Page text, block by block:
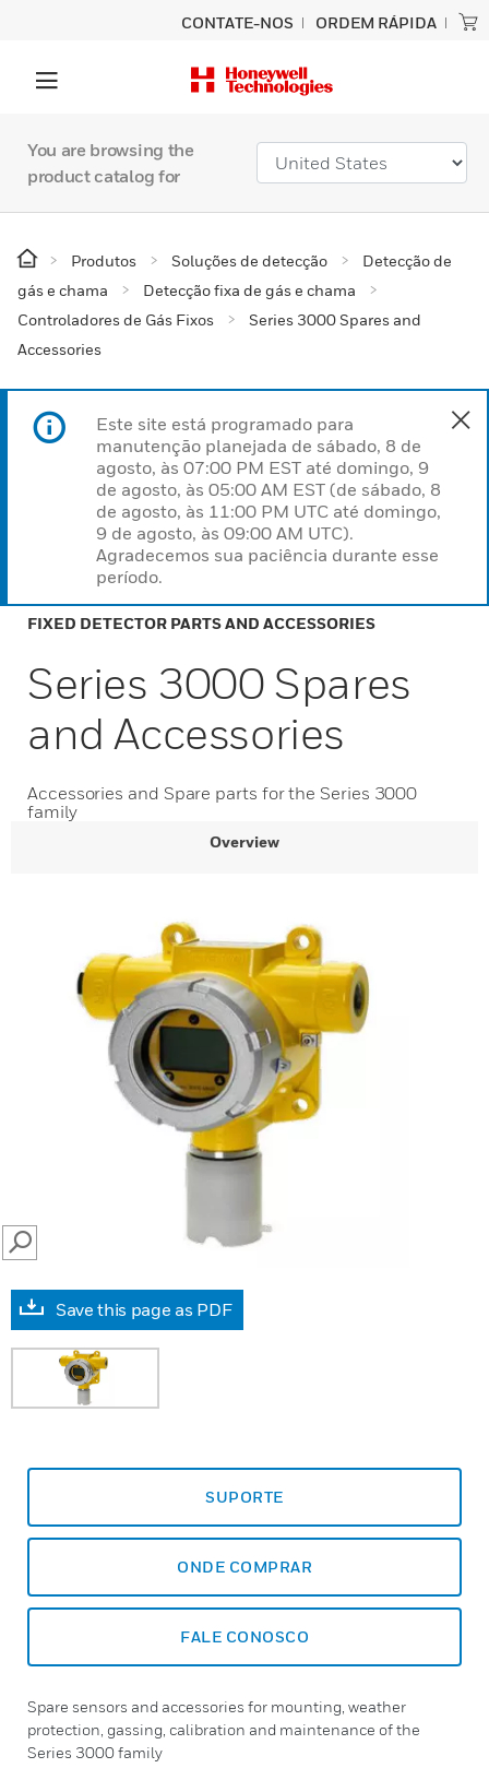
CONTATE-NOS ORDEM RÁPIDA
You are browsing the
product catalog for
Produtos Soluções de detecção
Detecção de
gás e chama
Detecção fixa de gás e chama
Controladores de Gás Fixos
Series 3000 Spares and
Accessories
Este site está programado para
manutenção planejada de sábado, 8 de
agosto, às 07:00 PM EST até domingo, 9
de agosto, às 05:00 AM EST (de sábado, 8
de agosto, às 11:00 PM UTC até domingo,
9 de agosto, às 09:00 AM UTC).
Agradecemos sua paciência durante esse
período.
FIXED DETECTOR PARTS AND ACCESSORIES
Series 3000 Spares
and Accessories
Accessories and Spare parts for the Series 3000
family
Overview
SEARCH
Save this page as PDF
SUPORTE
ONDE COMPRAR
FALE CONOSCO
Spare sensors and accessories for mounting, weather
protection, gassing, calibration and maintenance of the
Series 3000 family